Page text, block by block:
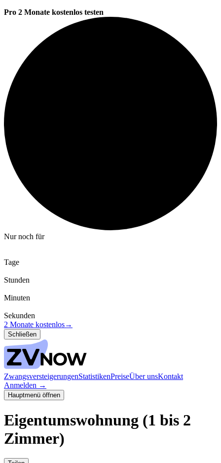
Pro 2 Monate kostenlos testen
Nur noch für
Tage
Stunden
Minuten
Sekunden
2 Monate kostenlos→
Schließen
ZwangsversteigerungenStatistikenPreiseÜber unsKontakt
Anmelden →
Hauptmenü öffnen
Eigentumswohnung (1 bis 2
Zimmer)